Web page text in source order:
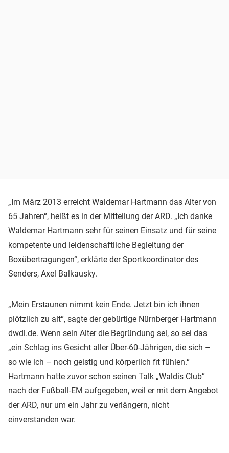
„Im März 2013 erreicht Waldemar Hartmann das Alter von
65 Jahren“, heißt es in der Mitteilung der ARD. „Ich danke
Waldemar Hartmann sehr für seinen Einsatz und für seine
kompetente und leidenschaftliche Begleitung der
Boxübertragungen“, erklärte der Sportkoordinator des
Senders, Axel Balkausky.
„Mein Erstaunen nimmt kein Ende. Jetzt bin ich ihnen
plötzlich zu alt“, sagte der gebürtige Nürnberger Hartmann
dwdl.de. Wenn sein Alter die Begründung sei, so sei das
„ein Schlag ins Gesicht aller Über-60-Jährigen, die sich –
so wie ich – noch geistig und körperlich fit fühlen.“
Hartmann hatte zuvor schon seinen Talk „Waldis Club“
nach der Fußball-EM aufgegeben, weil er mit dem Angebot
der ARD, nur um ein Jahr zu verlängern, nicht
einverstanden war.